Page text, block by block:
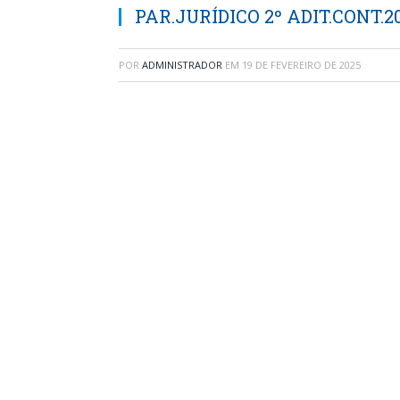
PAR.JURÍDICO 2º
POR ADMINISTRADOR EM 19 DE FEVEREIRO DE 2025